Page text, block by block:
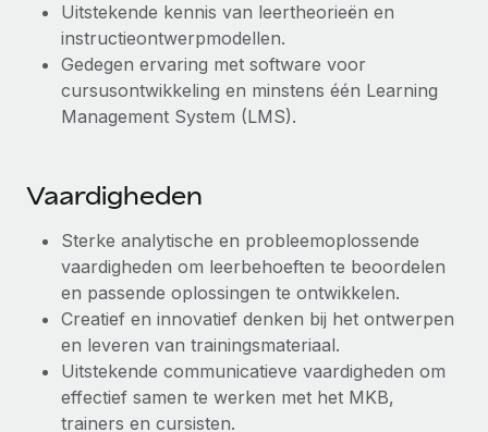
Uitstekende kennis van leertheorieën en
instructieontwerpmodellen.
Gedegen ervaring met software voor
cursusontwikkeling en minstens één Learning
Management System (LMS).
Vaardigheden
Sterke analytische en probleemoplossende
vaardigheden om leerbehoeften te beoordelen
en passende oplossingen te ontwikkelen.
Creatief en innovatief denken bij het ontwerpen
en leveren van trainingsmateriaal.
Uitstekende communicatieve vaardigheden om
effectief samen te werken met het MKB,
trainers en cursisten.